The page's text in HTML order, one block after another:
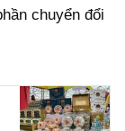
chuyển đổi